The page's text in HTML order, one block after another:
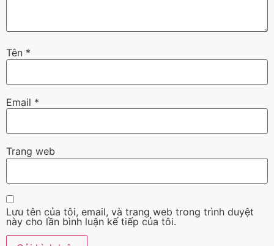
Tên *
Email *
Trang web
Lưu tên của tôi, email, và trang web trong trình duyệt
này cho lần bình luận kế tiếp của tôi.